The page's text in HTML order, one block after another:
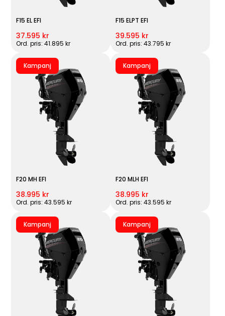
F15 EL EFI
37.595 kr
Ord. pris: 41.895 kr
F15 ELPT EFI
39.595 kr
Ord. pris: 43.795 kr
Kampanj
F20 MH EFI
38.995 kr
Ord. pris: 43.595 kr
Kampanj
F20 MLH EFI
38.995 kr
Ord. pris: 43.595 kr
Kampanj Kampanj